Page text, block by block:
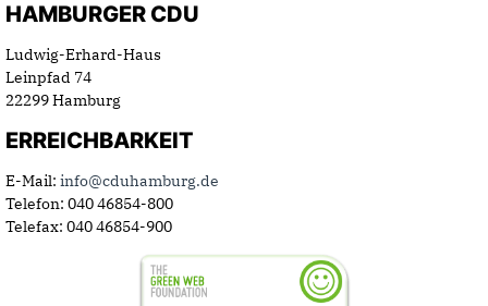
HAMBURGER CDU
Ludwig-Erhard-Haus
Leinpfad 74
22299 Hamburg
ERREICHBARKEIT
E-Mail: info@cduhamburg.de
Telefon: 040 46854-800
Telefax: 040 46854-900